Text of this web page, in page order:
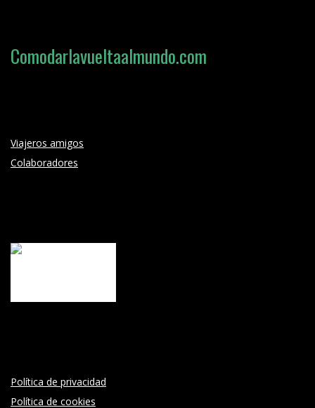
Comodarlavueltaalmundo.com
Viajeros amigos
Colaboradores
Política de privacidad
Política de cookies